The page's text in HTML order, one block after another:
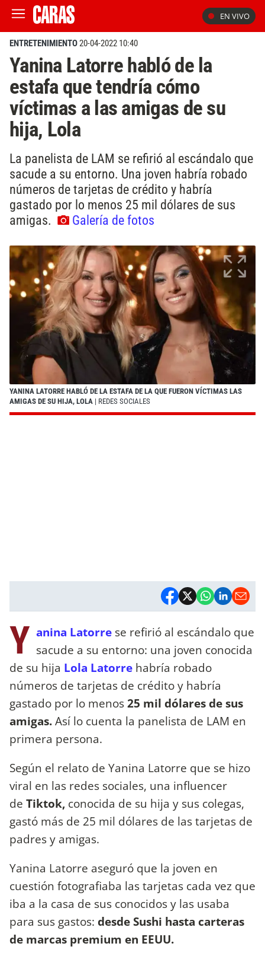
EN VIVO
ENTRETENIMIENTO20-04-2022 10:40
Yanina Latorre habló de la
estafa que tendría cómo
víctimas a las amigas de su
hija, Lola
La panelista de LAM se refirió al escándalo que
sacude a su entorno. Una joven habría robado
números de tarjetas de crédito y habría
gastado por lo menos 25 mil dólares de sus
amigas.
Galería de fotos
YANINA LATORRE HABLÓ DE LA ESTAFA DE LA QUE FUERON VÍCTIMAS LAS
AMIGAS DE SU HIJA, LOLA | REDES SOCIALES
Y anina Latorre se refirió al escándalo que
sacude a su entorno: una joven conocida
de su hija Lola Latorre habría robado
números de tarjetas de crédito y habría
gastado por lo menos25 mil dólares de sus
amigas.Así lo cuenta la panelista de LAM en
primera persona.
Según el relato de Yanina Latorre que se hizo
viral en las redes sociales, una influencer
de Tiktok, conocida de su hija y sus colegas,
gastó más de 25 mil dólares de las tarjetas de
padres y amigas.
Yanina Latorre aseguró que la joven en
cuestión fotografiaba las tarjetas cada vez que
iba a la casa de sus conocidos y las usaba
para sus gastos: desde Sushi hasta carteras
de marcas premium en EEUU.